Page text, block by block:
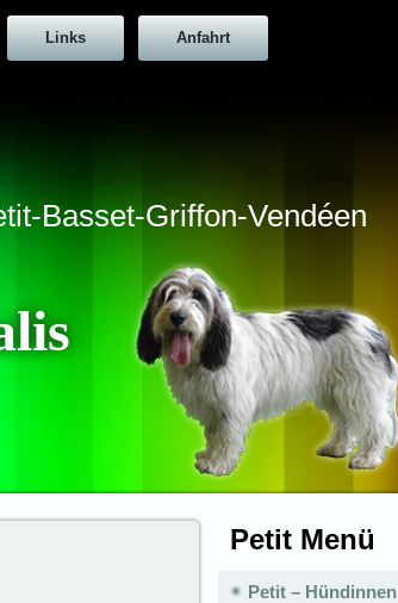
Links Anfahrt
Basset-Griffon-Vendéen
Petit Menü
Petit – Hündinnen